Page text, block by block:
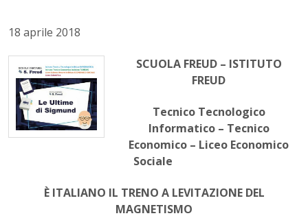
18 aprile 2018
SCUOLA FREUD – ISTITUTO
FREUD
Tecnico Tecnologico
Informatico – Tecnico
Economico – Liceo Economico
Sociale
È ITALIANO IL TRENO A LEVITAZIONE DEL
MAGNETISMO